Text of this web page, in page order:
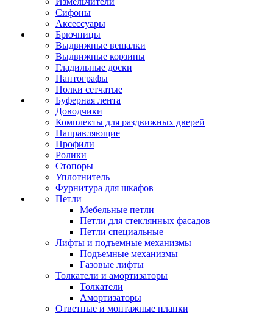
Сифоны
Аксессуары
Брючницы
Выдвижные вешалки
Выдвижные корзины
Гладильные доски
Пантографы
Полки сетчатые
Буферная лента
Доводчики
Комплекты для раздвижных дверей
Направляющие
Профили
Ролики
Стопоры
Уплотнитель
Фурнитура для шкафов
Петли
Мебельные петли
Петли для стеклянных фасадов
Петли специальные
Лифты и подъемные механизмы
Подъемные механизмы
Газовые лифты
Толкатели и амортизаторы
Толкатели
Амортизаторы
Ответные и монтажные планки